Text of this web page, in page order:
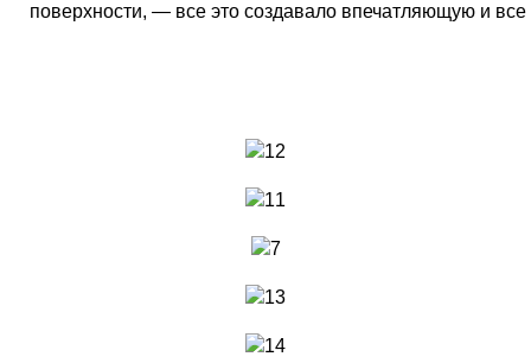
поверхности, — все это создавало впечатляющую и